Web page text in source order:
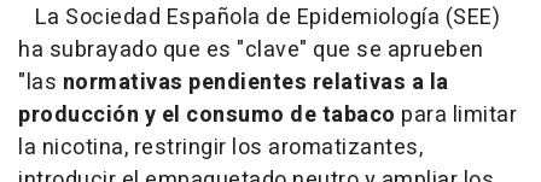
La Sociedad Española de Epidemiología (SEE)
ha subrayado que es "clave" que se aprueben
"las normativas pendientes relativas a la
producción y el consumo de tabaco para limitar
la nicotina, restringir los aromatizantes,